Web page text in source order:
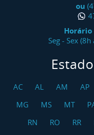
ou
Seg - Sex
AC AL AM AP
MG
MS MT
RN
RO RR